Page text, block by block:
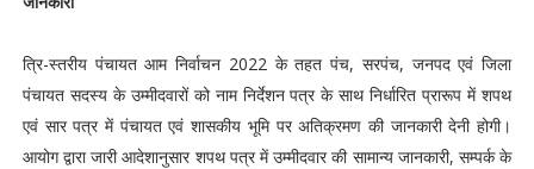
त्रि-स्तरीय पंचायत आम निर्वाचन 2022 के तहत पंच, सरपंच, जनपद एवं जिला
पंचायत सदस्य के उम्मीदवारों को नाम निर्देशन पत्र के साथ निर्धारित प्रारूप में शपथ
एवं सार पत्र में पंचायत एवं शासकीय भूमि पर अतिक्रमण की जानकारी देनी होगी।
आयोग द्वारा जारी आदेशानुसार शपथ पत्र में उम्मीदवार की सामान्य जानकारी, सम्पर्क के